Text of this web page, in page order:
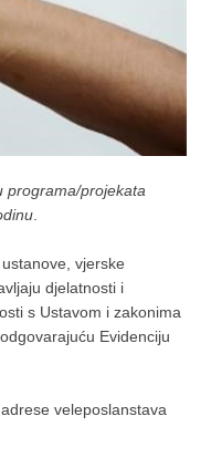
programa/projekata
.
vjerske
djelatnosti i
s Ustavom i zakonima
Evidenciju
veleposlanstava